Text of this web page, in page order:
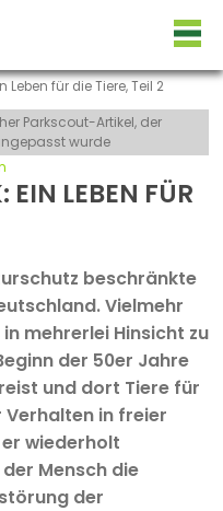
Leben für die Tiere, Teil 2
Parkscout-Artikel, der
wurde
EIN LEBEN FÜR
beschränkte
Vielmehr
mehrerlei Hinsicht zu
der 50er Jahre
und dort Tiere für
Verhalten in freier
wiederholt
Mensch die
der